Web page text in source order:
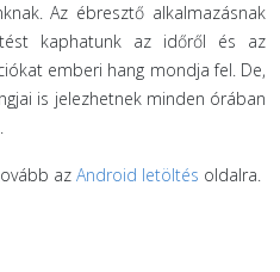
Az ébresztő alkalmazásnak
kaphatunk az időről és az
emberi hang mondja fel. De,
is jelezhetnek minden órában
az Android letöltés oldalra.